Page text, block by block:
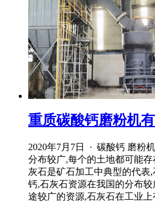
重质碳酸钙磨粉机
2020年7月7日 · 碳酸钙 磨粉
分布较广,每个的土地都可能
灰石是矿石加工中典型的代表
钙,石灰石资源在我国的分布
途较广的资源,石灰石在工业上